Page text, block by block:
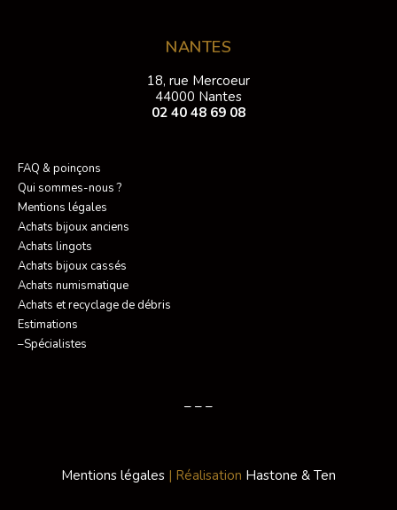
NANTES
18, rue Mercoeur
44000 Nantes
02 40 48 69 08
FAQ & poinçons
Qui sommes-nous ?
Mentions légales
Achats bijoux anciens
Achats lingots
Achats bijoux cassés
Achats numismatique
Achats et recyclage de débris
Estimations
–Spécialistes
– – –
Mentions légales | Réalisation Hastone & Ten